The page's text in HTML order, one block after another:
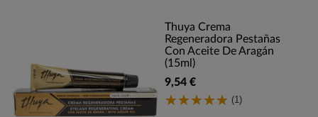
Thuya Crema
Regeneradora Pestañas
Con Aceite De Aragán
(15ml)
9,54 €
(1)